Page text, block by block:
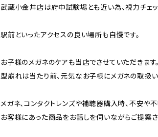
武蔵小金井店は府中試験場とも近い為、視力チェ
駅前といったアクセスの良い場所も自慢です。
お子様のメガネのケアも当店でさせていただきます。
型崩れは当たり前、元気なお子様にメガネの取扱
メガネ、コンタクトレンズや補聴器購入時、不安や
お客様にあった商品をお話しを伺いながらご提案さ